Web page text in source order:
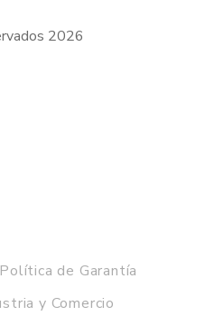
2026
de Garantía
y Comercio